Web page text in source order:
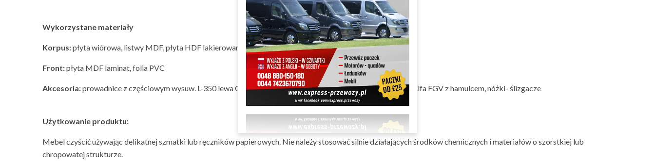
Wykorzystane materiały
Korpus:płyta wiórowa, listwy MDF, płyta HDF lakierowana, folia, melamina
Front:płyta MDF laminat, folia PVC
Akcesoria:prowadnice z częściowym wysuw. L-350 lewa Quadro 22 typ H HETTICH, zawiasy- SLIDE-ON 90' Alfa FGV z hamulcem, nóżki- ślizgacze
Użytkowanie produktu:
Mebel czyścić używając delikatnej szmatki lub ręczników papierowych. Nie należy stosować silnie działających środków chemicznych i materiałów o szorstkiej lub
chropowatej strukturze.